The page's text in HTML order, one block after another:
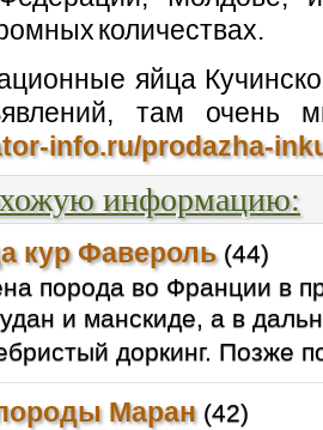
количествах.
яйца
там очень
info.ru/prodazha-
информацию:
кур Фавероль(44)
порода во Франции в
и манскиде, а в
доркинг. Позже
Маран(42)